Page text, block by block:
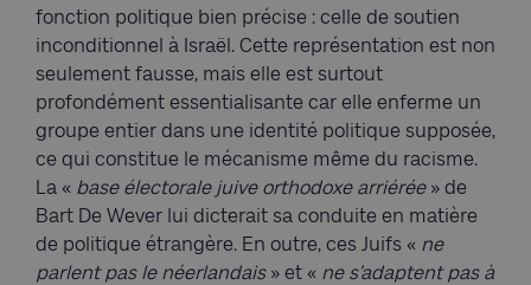
fonction politique bien précise : celle de soutien
inconditionnel à Israël. Cette représentation est non
seulement fausse, mais elle est surtout
profondément essentialisante car elle enferme un
groupe entier dans une identité politique supposée,
ce qui constitue le mécanisme même du racisme.
La « base électorale juive orthodoxe arriérée» de
Bart De Wever lui dicterait sa conduite en matière
de politique étrangère. En outre, ces Juifs « ne
parlent pas le néerlandais» et « ne s’adaptent pas à